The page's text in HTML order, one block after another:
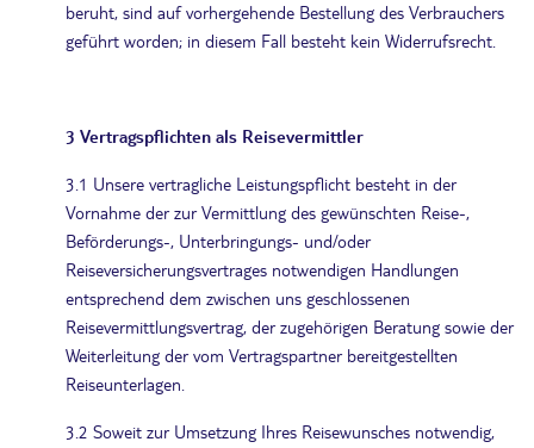
beruht, sind auf vorhergehende Bestellung des Verbrauchers
geführt worden; in diesem Fall besteht kein Widerrufsrecht.
3 Vertragspflichten als Reisevermittler
3.1 Unsere vertragliche Leistungspflicht besteht in der
Vornahme der zur Vermittlung des gewünschten Reise-,
Beförderungs-, Unterbringungs- und/oder
Reiseversicherungsvertrages notwendigen Handlungen
entsprechend dem zwischen uns geschlossenen
Reisevermittlungsvertrag, der zugehörigen Beratung sowie der
Weiterleitung der vom Vertragspartner bereitgestellten
Reiseunterlagen.
3.2 Soweit zur Umsetzung Ihres Reisewunsches notwendig,